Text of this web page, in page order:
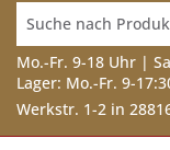
Mo.-Fr. 9-18 Uhr |
Lager: Mo.-Fr. 9-
Werkstr. 1-2 in